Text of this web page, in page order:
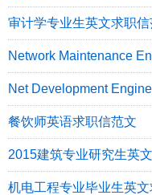
审计学专业生英文求职信
Network Maintenance
Net Development
餐饮师英语求职信范文
2015建筑专业研究生英
机电工程专业毕业生英